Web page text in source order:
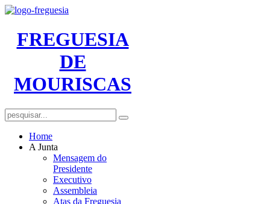
FREGUESIA
DE
MOURISCAS
Home
A Junta
Mensagem do
Presidente
Executivo
Assembleia
Atas da Freguesia